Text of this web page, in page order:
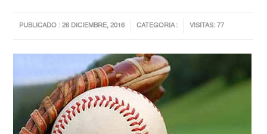
PUBLICADO : 26 DICIEMBRE, 2016 CATEGORIA : VISITAS: 77